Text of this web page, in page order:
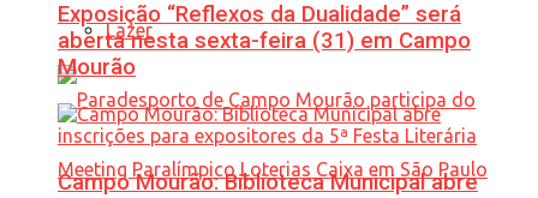
Lazer
Exposição “Reflexos da Dualidade” será
aberta nesta sexta-feira (31) em Campo
Mourão
Campo Mourão: Biblioteca Municipal abre